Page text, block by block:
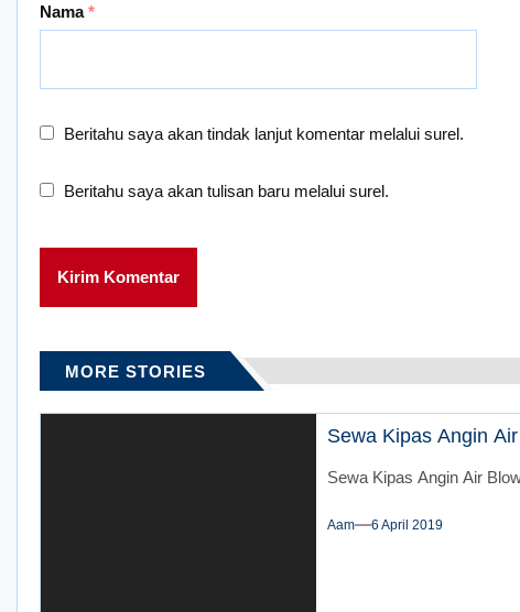
Nama*
Beritahu saya akan tindak lanjut komentar melalui surel.
Beritahu saya akan tulisan baru melalui surel.
MORE STORIES
Sewa Kipas Angin
Sewa Kipas Angin Air
Aam 6 April 2019